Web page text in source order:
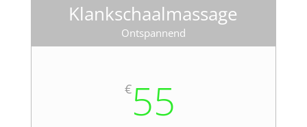
Klankschaalmassage
Ontspannend
€55